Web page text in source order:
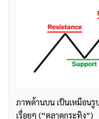
ภาพด้านบน เป็นเหมือน
เรื่อยๆ (“ตลาดกระทิง”)